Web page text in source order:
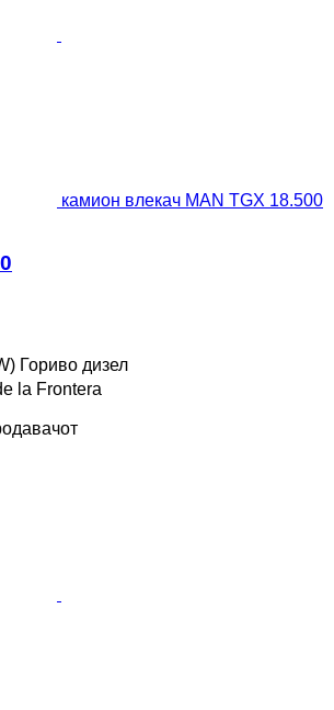
камион влекач MAN TGX 18.500
Гориво дизел
la Frontera